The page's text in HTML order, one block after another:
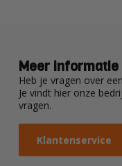
Meer informatie
Heb je vragen over
Je vindt hier onze
vragen.
Klantenservice